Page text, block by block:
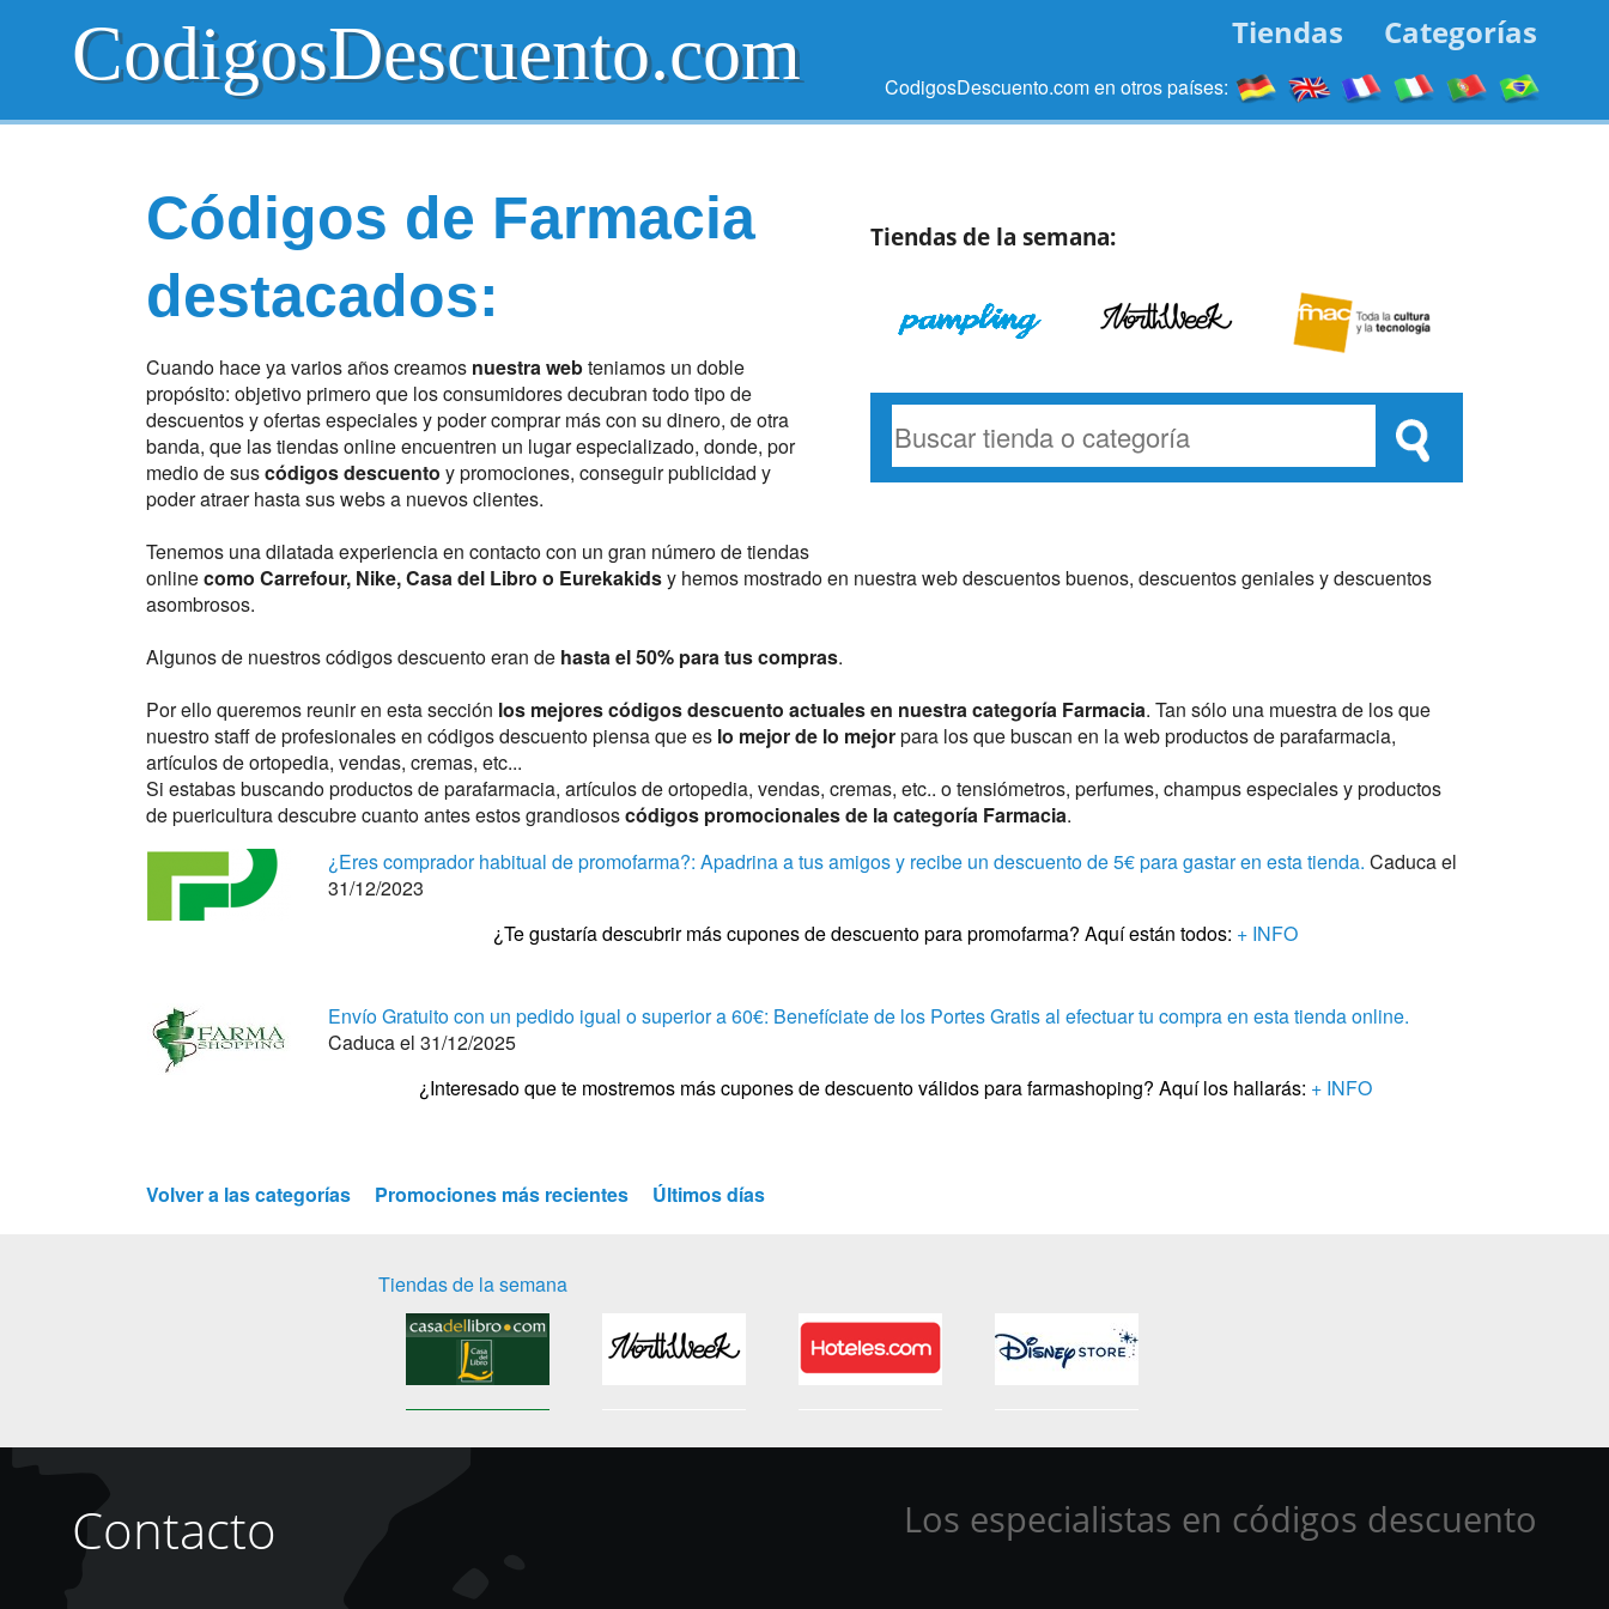
CodigosDescuento.com Tiendas Categorías
CodigosDescuento.com en otros países:
Tiendas de la semana:
Códigos de Farmacia
destacados:
Cuando hace ya varios años creamos nuestra webteniamos un doble
propósito: objetivo primero que los consumidores decubran todo tipo de
descuentos y ofertas especiales y poder comprar más con su dinero, de otra
banda, que las tiendas online encuentren un lugar especializado, donde, por
medio de suscódigos descuento y promociones, conseguir publicidad y
poder atraer hasta sus webs a nuevos clientes.
Tenemos una dilatada experiencia en contacto con un gran número de tiendas
onlinecomo Carrefour, Nike, Casa del Libro o Eurekakidsy hemos mostrado en nuestra web descuentos buenos, descuentos geniales y descuentos
asombrosos.
Algunos de nuestros códigos descuento eran de hasta el 50% para tus compras.
Por ello queremos reunir en esta sección los mejores códigos descuento actuales en nuestra categoría Farmacia. Tan sólo una muestra de los que
nuestro staff de profesionales en códigos descuento piensa que es lo mejor de lo mejorpara los que buscan en la web productos de parafarmacia,
artículos de ortopedia, vendas, cremas, etc...
Si estabas buscando productos de parafarmacia, artículos de ortopedia, vendas, cremas, etc.. o tensiómetros, perfumes, champus especiales y productos
de puericultura descubre cuanto antes estos grandiososcódigos promocionales de la categoría Farmacia.
¿Eres comprador habitual de promofarma?: Apadrina a tus amigos y recibe un descuento de 5€ para gastar en esta tienda. Caduca el
31/12/2023
¿Te gustaría descubrir más cupones de descuento para promofarma? Aquí están todos: + INFO
Envío Gratuito con un pedido igual o superior a 60€: Benefíciate de los Portes Gratis al efectuar tu compra en esta tienda online.
Caduca el 31/12/2025
¿Interesado que te mostremos más cupones de descuento válidos para farmashoping? Aquí los hallarás: + INFO
Volver a las categorías Promociones más recientes Últimos días
Tiendas de la semana
Los especialistas en códigos descuento
Contacto